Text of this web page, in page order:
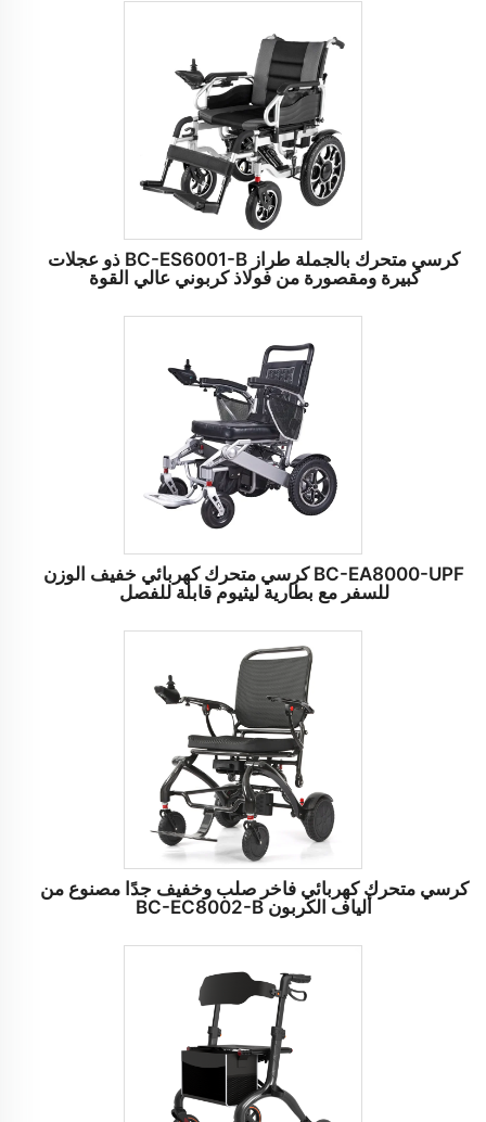
كرسي متحرك بالجملة طراز BC-ES6001-B ذو عجلات
كبيرة ومقصورة من فولاذ كربوني عالي القوة
BC-EA8000-UPF كرسي متحرك كهربائي خفيف الوزن
للسفر مع بطارية ليثيوم قابلة للفصل
كرسي متحرك كهربائي فاخر صلب وخفيف جدًا مصنوع من
ألياف الكربون BC-EC8002-B